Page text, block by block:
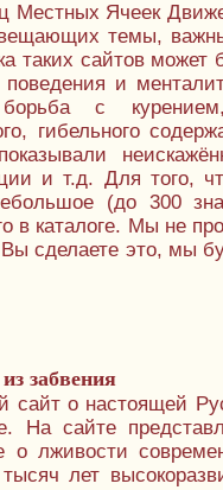
Местных Ячеек
темы,
таких сайтов может
и
борьба с
гибельного
и т.д. Для того,
(до 300
в каталоге. Мы не
сделаете это, мы
забвения
о настоящей
На сайте
о лживости
лет